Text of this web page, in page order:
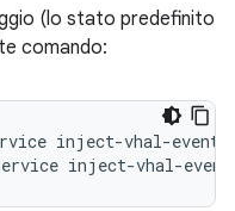
(lo stato predefinito
comando:
inject-vhal-event
inject-vhal-event